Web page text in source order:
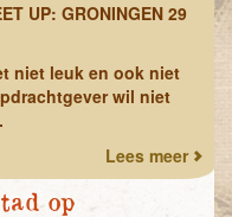
UP: GRONINGEN 29
niet leuk en ook niet
wil niet
Lees meer
op